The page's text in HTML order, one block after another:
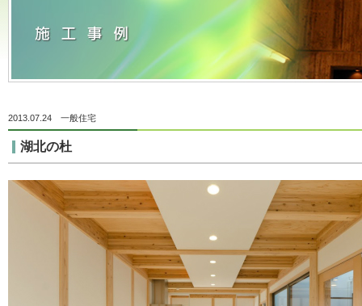
2013.07.24 一般住宅
湖北の杜